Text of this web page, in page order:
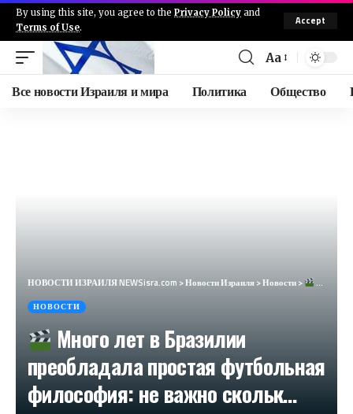
By using this site, you agree to the Privacy Policy and
Terms of Use.
Accept
Aa
Все новости Израиля и мира Политика Общество
НОВОСТИ ИЗРАИЛЯ NEWSisra.com >Новости Израиля>Новости>
НОВОСТИ
Много лет в Бразилии
преобладала простая футбольная
философия: не важно скольк…